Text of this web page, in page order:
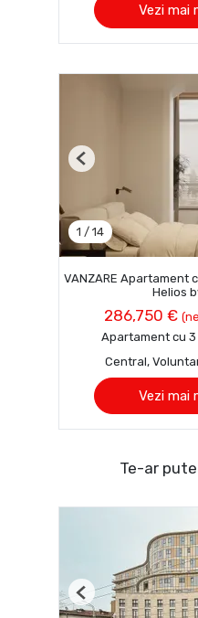
Vezi mai
1 / 14
Previous
VANZARE Apartament
Helios
286,750 €
Apartament cu
Central,
Vezi mai
Te-ar
Previous